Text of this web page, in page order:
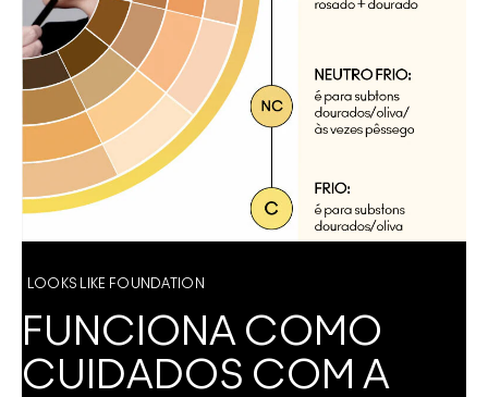
LOOKS LIKE FOUNDATION
FUNCIONA COMO
CUIDADOS COM A